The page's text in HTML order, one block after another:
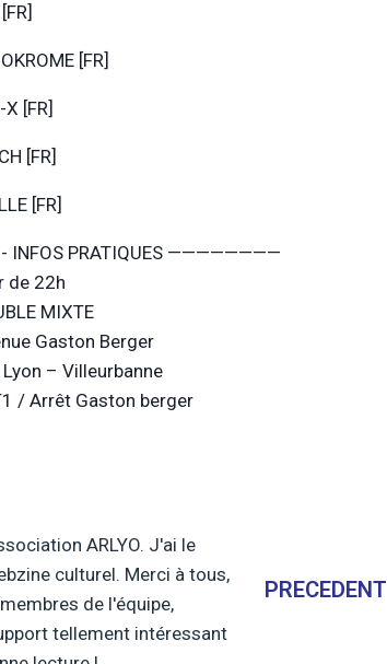
[FR]
[FR]
[FR]
[FR]
PRATIQUES ————————
de 22h
MIXTE
Gaston Berger
– Villeurbanne
/ Arrêt Gaston berger
ARLYO. J'ai le
culturel. Merci à tous,
de l'équipe,
tellement intéressant
PRECEDENT